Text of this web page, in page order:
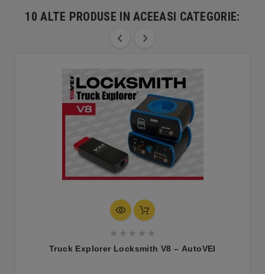
10 ALTE PRODUSE IN ACEEASI CATEGORIE:
    
Truck Explorer Locksmith V8 – AutoVEI